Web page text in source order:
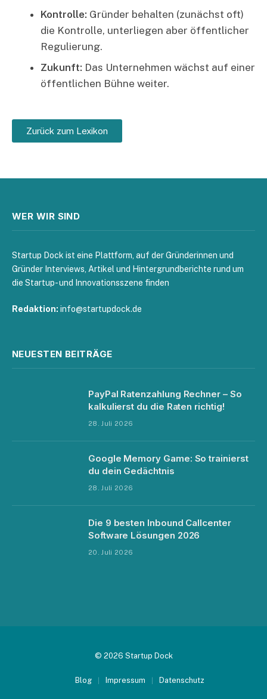
Kontrolle: Gründer behalten (zunächst oft)
die Kontrolle, unterliegen aber öffentlicher
Regulierung.
Zukunft: Das Unternehmen wächst auf einer
öffentlichen Bühne weiter.
Zurück zum Lexikon
WER WIR SIND
Startup Dock ist eine Plattform, auf der Gründerinnen und
Gründer Interviews, Artikel und Hintergrundberichte rund um
die Startup- und Innovationsszene finden
Redaktion: info@startupdock.de
NEUESTEN BEITRÄGE
PayPal Ratenzahlung Rechner – So
kalkulierst du die Raten richtig!
28. Juli 2026
Google Memory Game: So trainierst
du dein Gedächtnis
28. Juli 2026
Die 9 besten Inbound Callcenter
Software Lösungen 2026
20. Juli 2026
© 2026 Startup Dock
Blog Impressum Datenschutz